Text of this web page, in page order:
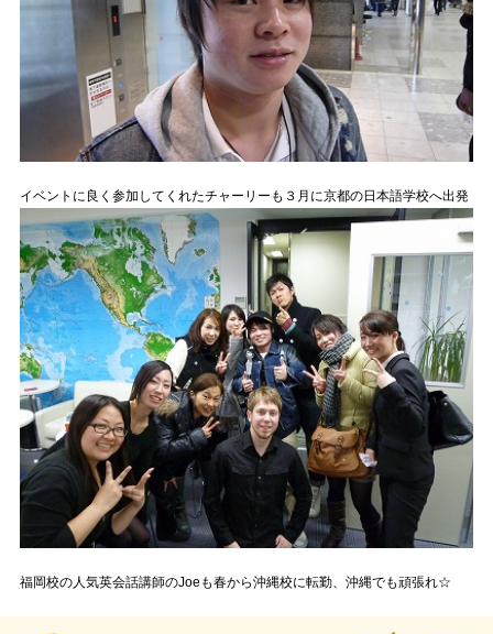
イベントに良く参加してくれたチャーリーも３月に京都の日本語学校へ出発
福岡校の人気英会話講師のJoeも春から沖縄校に転勤、沖縄でも頑張れ☆